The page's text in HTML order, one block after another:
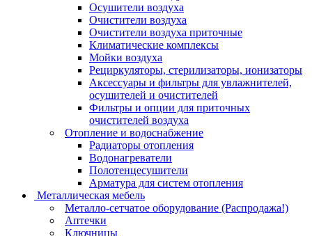
Осушители воздуха
Очистители воздуха
Очистители воздуха приточные
Климатические комплексы
Мойки воздуха
Рециркуляторы, стерилизаторы, ионизаторы
Аксессуары и фильтры для увлажнителей,
осушителей и очистителей
Фильтры и опции для приточных
очистителей воздуха
Отопление и водоснабжение
Радиаторы отопления
Водонагреватели
Полотенцесушители
Арматура для систем отопления
Металлическая мебель
Металло-сетчатое оборудование (Распродажа!)
Аптечки
Ключницы